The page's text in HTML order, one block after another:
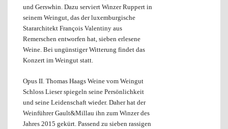
und Gerswhin. Dazu serviert Winzer Ruppert in
seinem Weingut, das der luxemburgische
Stararchitekt François Valentiny aus
Remerschen entworfen hat, sieben erlesene
Weine. Bei ungünstiger Witterung findet das
Konzert im Weingut statt.
Opus II. Thomas Haags Weine vom Weingut
Schloss Lieser spiegeln seine Persönlichkeit
und seine Leidenschaft wieder. Daher hat der
Weinführer Gault&Millau ihn zum Winzer des
Jahres 2015 gekürt. Passend zu sieben rassigen